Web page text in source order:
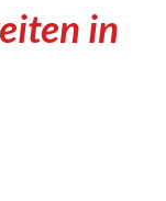
in